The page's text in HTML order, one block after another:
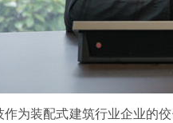
为装配式建筑行业企业的